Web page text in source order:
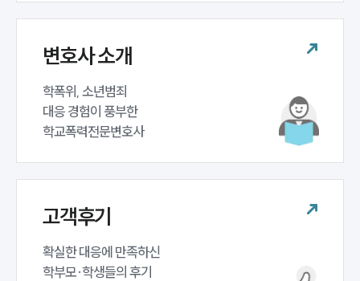
변호사 소개
학폭위, 소년범죄
대응 경험이 풍부한
학교폭력전문변호사
고객후기
확실한 대응에 만족하신
학부모·학생들의 후기